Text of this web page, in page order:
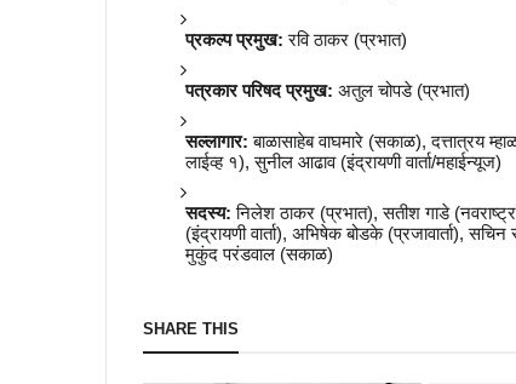
प्रकल्प प्रमुख: रवि ठाकर (प्रभात)
पत्रकार परिषद प्रमुख: अतुल चोपडे (प्रभात)
सल्लागार: बाळासाहेब वाघमारे (सकाळ), दत्तात्रय
लाईव्ह १), सुनील आढाव (इंद्रायणी वार्ता/महाईन्यूज)
सदस्य: निलेश ठाकर (प्रभात), सतीश गाडे
(इंद्रायणी वार्ता), अभिषेक बोडके (प्रजावार्ता),
मुकुंद परंडवाल (सकाळ)
SHARE THIS